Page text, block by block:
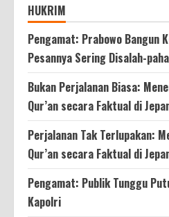
HUKRIM
Pengamat: Prabowo Bangun
Pesannya Sering Disalah-
Bukan Perjalanan Biasa:
Qur’an secara Faktual di
Perjalanan Tak Terlupakan:
Qur’an secara Faktual di
Pengamat: Publik Tunggu
Kapolri